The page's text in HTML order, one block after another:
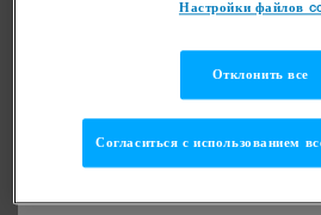
Настройки файлов
Отклонить все
Согласиться с использованием